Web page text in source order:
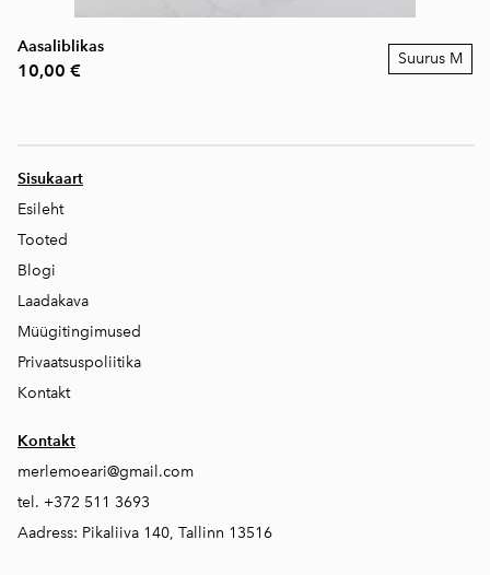
Aasaliblikas
10,00 €
Suurus M
Sisukaart
Esileht
Tooted
Blogi
Laadakava
Müügitingimused
Privaatsuspoliitika
Kontakt
Kontakt
merlemoeari@gmail.com
tel. +372 511 3693
Aadress: Pikaliiva 140, Tallinn 13516